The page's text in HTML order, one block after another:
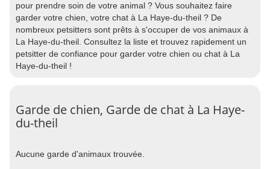
pour prendre soin de votre animal ? Vous souhaitez faire
garder votre chien, votre chat à La Haye-du-theil ? De
nombreux petsitters sont prêts à s'occuper de vos animaux à
La Haye-du-theil. Consultez la liste et trouvez rapidement un
petsitter de confiance pour garder votre chien ou chat à La
Haye-du-theil !
Garde de chien, Garde de chat à La Haye-
du-theil
Aucune garde d'animaux trouvée.